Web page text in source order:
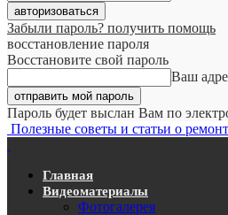
Забыли пароль? получить помощь
восстановление пароля
Восстановите свой пароль
Ваш
Пароль будет выслан Вам по
Полезные советы и статьи о
Главная
Видеоматериалы
Фотогалерея